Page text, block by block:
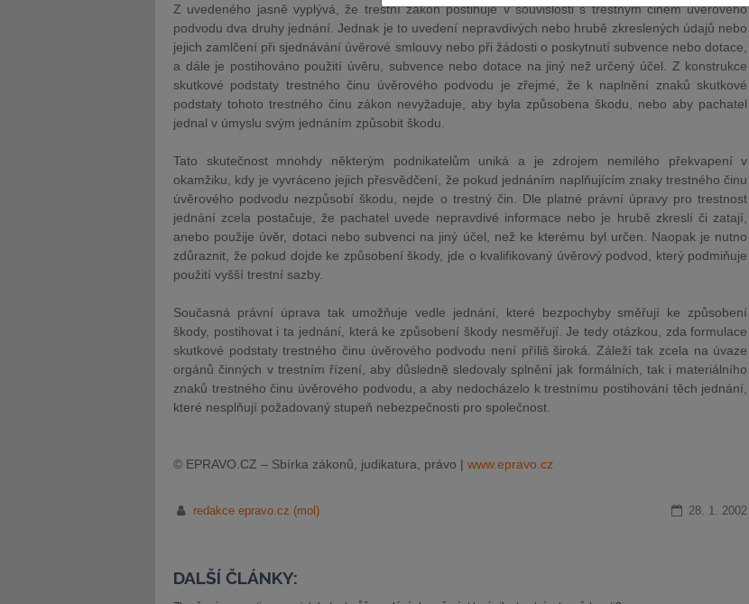
Z uvedeného jasně vyplývá, že trestní zákon postihuje v souvislosti s trestným činem úvěrového
podvodu dva druhy jednání. Jednak je to uvedení nepravdivých nebo hrubě zkreslených údajů nebo
jejich zamlčení při sjednávání úvěrové smlouvy nebo při žádosti o poskytnutí subvence nebo dotace,
a dále je postihováno použití úvěru, subvence nebo dotace na jiný než určený účel. Z konstrukce
skutkové podstaty trestného činu úvěrového podvodu je zřejmé, že k naplnění znaků skutkové
podstaty tohoto trestného činu zákon nevyžaduje, aby byla způsobena škodu, nebo aby pachatel
jednal v úmyslu svým jednáním způsobit škodu.
Tato skutečnost mnohdy některým podnikatelům uniká a je zdrojem nemilého překvapení v
okamžiku, kdy je vyvráceno jejich přesvědčení, že pokud jednáním naplňujícím znaky trestného činu
úvěrového podvodu nezpůsobí škodu, nejde o trestný čin. Dle platné právní úpravy pro trestnost
jednání zcela postačuje, že pachatel uvede nepravdivé informace nebo je hrubě zkreslí či zatají,
anebo použije úvěr, dotaci nebo subvenci na jiný účel, než ke kterému byl určen. Naopak je nutno
zdůraznit, že pokud dojde ke způsobení škody, jde o kvalifikovaný úvěrový podvod, který podmiňuje
použití vyšší trestní sazby.
Současná právní úprava tak umožňuje vedle jednání, které bezpochyby směřují ke způsobení
škody, postihovat i ta jednání, která ke způsobení škody nesměřují. Je tedy otázkou, zda formulace
skutkové podstaty trestného činu úvěrového podvodu není příliš široká. Záleží tak zcela na úvaze
orgánů činných v trestním řízení, aby důsledně sledovaly splnění jak formálních, tak i materiálního
znaků trestného činu úvěrového podvodu, a aby nedocházelo k trestnímu postihování těch jednání,
které nesplňují požadovaný stupeň nebezpečnosti pro společnost.
© EPRAVO.CZ – Sbírka zákonů, judikatura, právo | www.epravo.cz
redakce epravo.cz (mol) 28. 1. 2002
DALŠÍ ČLÁNKY:
JUDr. Tomáš Nielsen
JUDr. Tomáš Sokol
Kurzy lektora